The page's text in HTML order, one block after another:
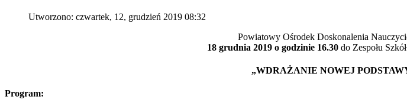
Utworzono: czwartek, 12, grudzień 2019 08:32
Powiatowy Ośrodek Doskonalenia
18 grudnia 2019 o godzinie 16.30 do Zespołu
„WDRAŻANIE NOWEJ
Program: